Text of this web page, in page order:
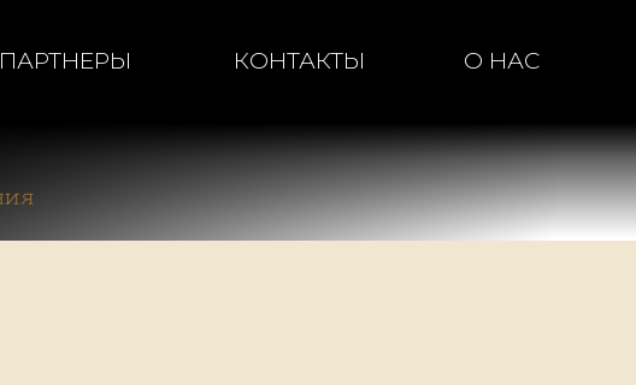
О НАС
ПАРТНЕРЫ КОНТАКТЫ